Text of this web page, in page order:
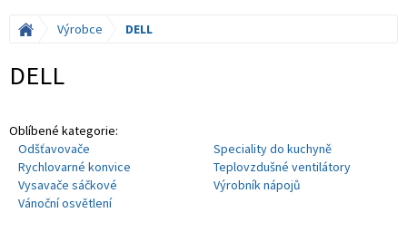
Výrobce DELL
DELL
Oblíbené kategorie:
Odšťavovače
Speciality do kuchyně
Rychlovarné konvice
Teplovzdušné ventilátory
Vysavače sáčkové
Výrobník nápojů
Vánoční osvětlení